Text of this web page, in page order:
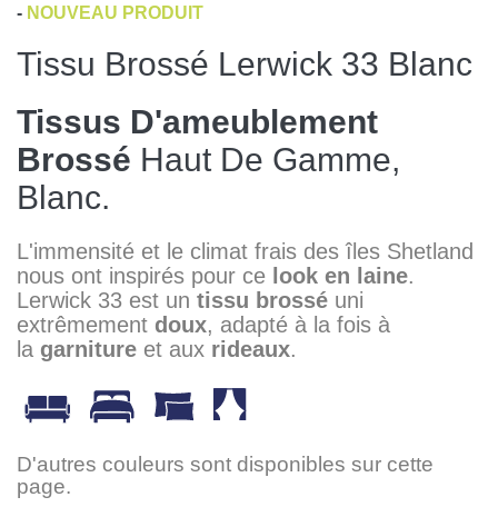
- NOUVEAU PRODUIT
Tissu Brossé Lerwick 33 Blanc
Tissus D'ameublement
Brossé Haut De Gamme,
Blanc.
L'immensité et le climat frais des îles Shetland
nous ont inspirés pour ce look en laine.
Lerwick 33 est un tissu brossé uni
extrêmement doux, adapté à la fois à
la garniture et aux rideaux.
D'autres couleurs sont disponibles sur cette
page.